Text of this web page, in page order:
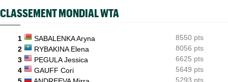
CLASSEMENT MONDIAL WTA
1 SABALENKA Aryna
8550 pts
2
RYBAKINA Elena
8056 pts
3
PEGULA Jessica
6625 pts
4
GAUFF Cori
5649 pts
5293 pts